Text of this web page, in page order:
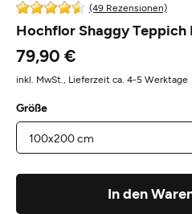
(49 Rezensionen)
Hochflor Shaggy Teppich
79,90 €
inkl. MwSt., Lieferzeit ca. 4-5 Werktage
Größe
In den